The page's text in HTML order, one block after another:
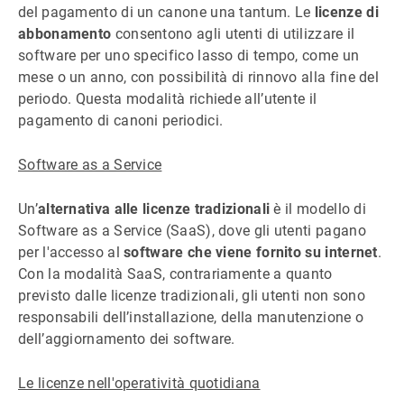
del pagamento di un canone una tantum. Le licenze di
abbonamento consentono agli utenti di utilizzare il
software per uno specifico lasso di tempo, come un
mese o un anno, con possibilità di rinnovo alla fine del
periodo. Questa modalità richiede all’utente il
pagamento di canoni periodici.
Software as a Service
Un’alternativa alle licenze tradizionali è il modello di
Software as a Service (SaaS), dove gli utenti pagano
per l'accesso alsoftware che viene fornito su internet.
Con la modalità SaaS, contrariamente a quanto
previsto dalle licenze tradizionali, gli utenti non sono
responsabili dell’installazione, della manutenzione o
dell’aggiornamento dei software.
Le licenze nell'operatività quotidiana